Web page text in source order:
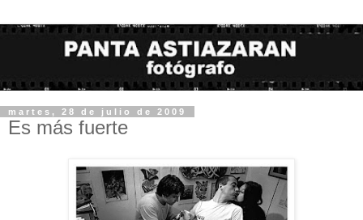
martes, 28 de julio de 2009
Es más fuerte